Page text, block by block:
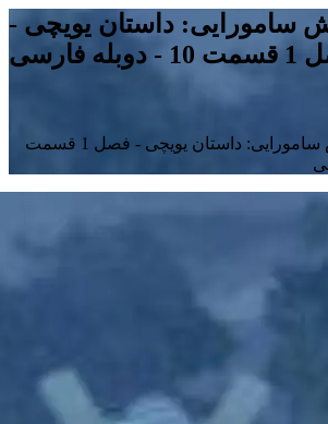
سامورایی: داستان یویچی -
فارسی
سریال خرگوش سامورایی: داستان یویچی - فصل 1 قسمت